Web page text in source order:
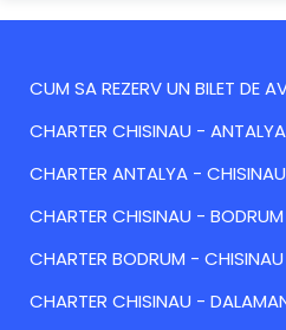
CUM SA REZERV UN BILET DE
CHARTER CHISINAU - ANTALYA
CHARTER ANTALYA - CHISINAU
CHARTER CHISINAU - BODRUM
CHARTER BODRUM - CHISINAU
CHARTER CHISINAU -